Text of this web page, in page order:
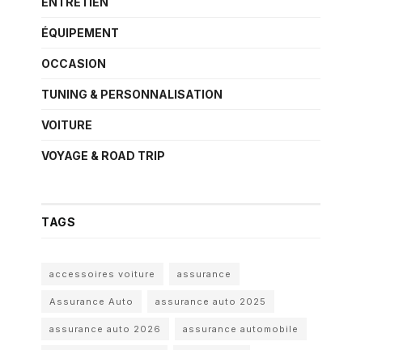
ÉQUIPEMENT
OCCASION
TUNING & PERSONNALISATION
VOITURE
VOYAGE & ROAD TRIP
TAGS
accessoires voiture assurance
Assurance Auto assurance auto 2025
assurance auto 2026 assurance automobile